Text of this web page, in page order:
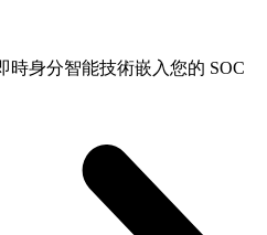
時身分智能技術嵌入您的 SOC